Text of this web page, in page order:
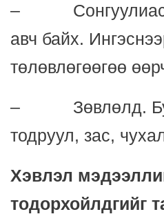
– Сонгуулиас
авч байх.
төлөвлөгөөгөө
– Зөвлөлд.
тодруул, зас,
Хэвлэл
тодорхойлдгийг